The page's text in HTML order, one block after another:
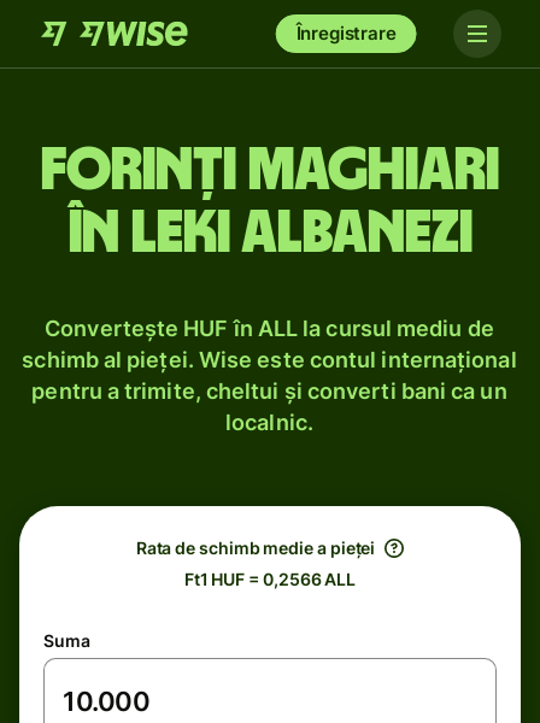
Înregistrare
Forinți maghiari
în leki albanezi
Convertește HUF în ALL la cursul mediu de
schimb al pieței. Wise este contul internațional
pentru a trimite, cheltui și converti bani ca un
localnic.
Rata de schimb medie a pieței
Ft1 HUF = 0,2566 ALL
Suma